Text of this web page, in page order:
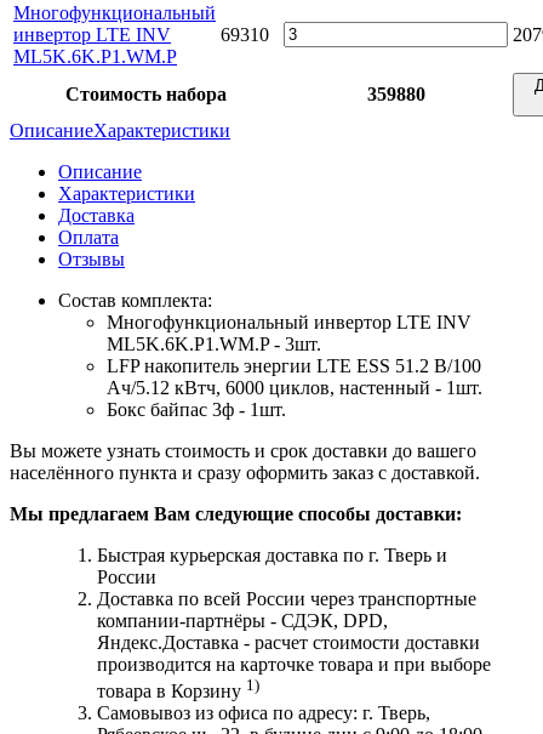
Многофункциональный
инвертор LTE INV
ML5K.6K.P1.WM.P
69310
Стоимость набора 359880
ОписаниеХарактеристики
Описание
Характеристики
Доставка
Оплата
Отзывы
Состав комплекта:
Многофункциональный инвертор LTE INV
ML5K.6K.P1.WM.P - 3шт.
LFP накопитель энергии LTE ESS 51.2 В/100
Ач/5.12 кВтч, 6000 циклов, настенный - 1шт.
Бокс байпас 3ф - 1шт.
Вы можете узнать стоимость и срок доставки до вашего
населённого пункта и сразу оформить заказ с доставкой.
Мы предлагаем Вам следующие способы доставки:
Быстрая курьерская доставка по г. Тверь и
России
Доставка по всей России через транспортные
компании-партнёры - СДЭК, DPD,
Яндекс.Доставка - расчет стоимости доставки
производится на карточке товара и при выборе
товара в Корзину 1)
Самовывоз из офиса по адресу: г. Тверь,